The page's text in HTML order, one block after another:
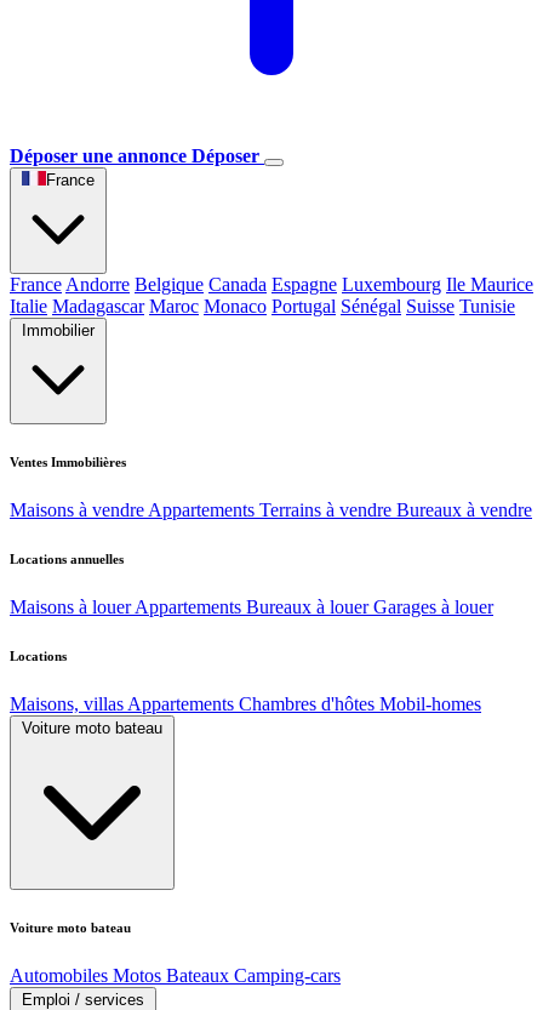
Déposer une annonce Déposer
France
France Andorre Belgique Canada Espagne Luxembourg Ile Maurice
Italie Madagascar Maroc Monaco Portugal Sénégal Suisse Tunisie
Immobilier
Ventes Immobilières
Maisons à vendre Appartements Terrains à vendre Bureaux à vendre
Locations annuelles
Maisons à louer Appartements Bureaux à louer Garages à louer
Locations
Maisons, villas Appartements Chambres d'hôtes Mobil-homes
Voiture moto bateau
Voiture moto bateau
Automobiles Motos Bateaux Camping-cars
Emploi / services